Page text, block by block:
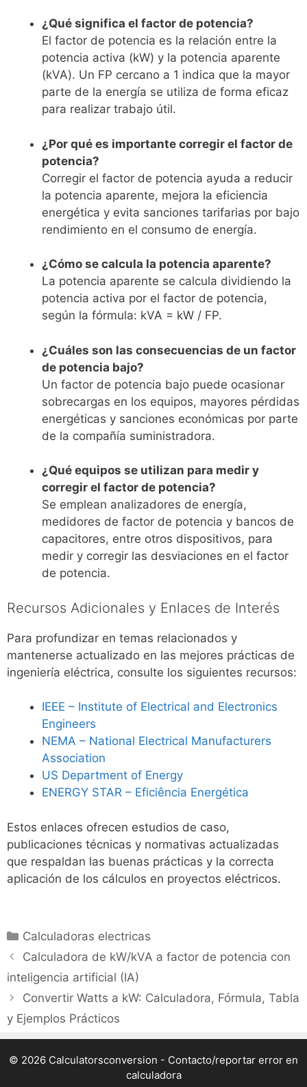
¿Qué significa el factor de potencia?
El factor de potencia es la relación entre la
potencia activa (kW) y la potencia aparente
(kVA). Un FP cercano a 1 indica que la mayor
parte de la energía se utiliza de forma eficaz
para realizar trabajo útil.
¿Por qué es importante corregir el factor de
potencia?
Corregir el factor de potencia ayuda a reducir
la potencia aparente, mejora la eficiencia
energética y evita sanciones tarifarias por bajo
rendimiento en el consumo de energía.
¿Cómo se calcula la potencia aparente?
La potencia aparente se calcula dividiendo la
potencia activa por el factor de potencia,
según la fórmula: kVA = kW / FP.
¿Cuáles son las consecuencias de un factor
de potencia bajo?
Un factor de potencia bajo puede ocasionar
sobrecargas en los equipos, mayores pérdidas
energéticas y sanciones económicas por parte
de la compañía suministradora.
¿Qué equipos se utilizan para medir y
corregir el factor de potencia?
Se emplean analizadores de energía,
medidores de factor de potencia y bancos de
capacitores, entre otros dispositivos, para
medir y corregir las desviaciones en el factor
de potencia.
Recursos Adicionales y Enlaces de Interés
Para profundizar en temas relacionados y
mantenerse actualizado en las mejores prácticas de
ingeniería eléctrica, consulte los siguientes recursos:
IEEE – Institute of Electrical and Electronics
Engineers
NEMA – National Electrical Manufacturers
Association
US Department of Energy
ENERGY STAR – Eficiência Energética
Estos enlaces ofrecen estudios de caso,
publicaciones técnicas y normativas actualizadas
que respaldan las buenas prácticas y la correcta
aplicación de los cálculos en proyectos eléctricos.
Categorías
Calculadoras electricas
Calculadora de kW/kVA a factor de potencia con
inteligencia artificial (IA)
Convertir Watts a kW: Calculadora, Fórmula, Tabla
y Ejemplos Prácticos
© 2026 Calculatorsconversion - Contacto/reportar error en
calculadora